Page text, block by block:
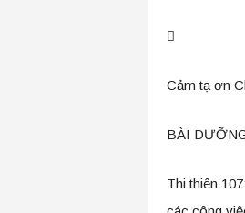

Cảm tạ ơn
BÀI
Thi thiên